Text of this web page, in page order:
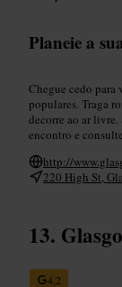
Planeie a
Chegue cedo para
populares. Traga
decorre ao ar
encontro e
http://
220 High St,
4,2